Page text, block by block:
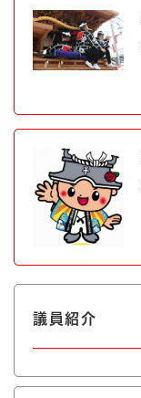
議員紹介